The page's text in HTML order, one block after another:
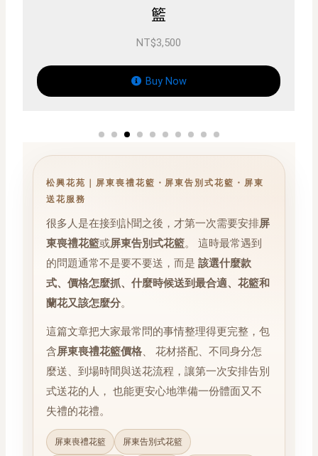
松興花苑｜屏東喪禮花籃・屏東告別式花籃・屏東
送花服務
很多人是在接到訃聞之後，才第一次需要安排屏
東喪禮花籃或屏東告別式花籃。 這時最常遇到
的問題通常不是要不要送，而是該選什麼款
式、價格怎麼抓、什麼時候送到最合適、花籃和
蘭花又該怎麼分。
這篇文章把大家最常問的事情整理得更完整，包
含屏東喪禮花籃價格、 花材搭配、不同身分怎
麼送、到場時間與送花流程，讓第一次安排告別
式送花的人， 也能更安心地準備一份體面又不
失禮的花禮。
屏東喪禮花籃 屏東告別式花籃